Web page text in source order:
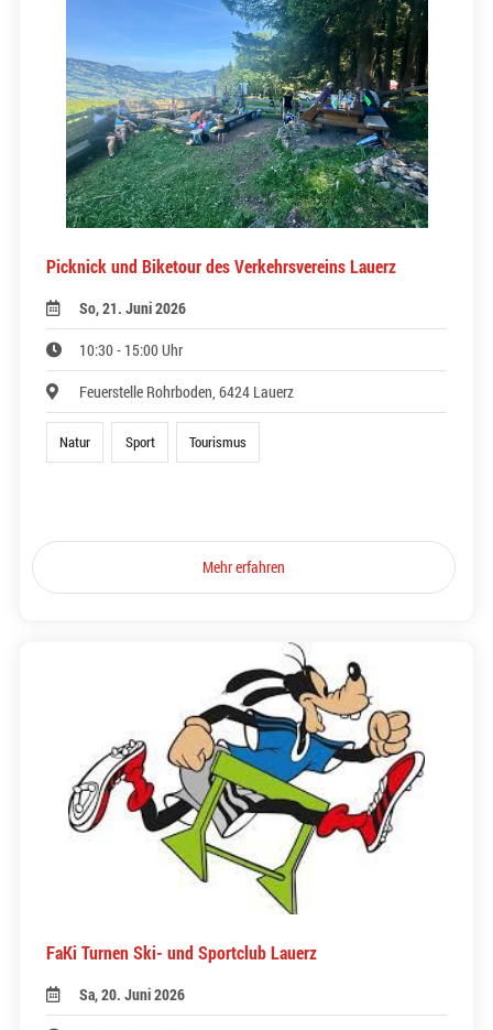
Picknick und Biketour des Verkehrsvereins Lauerz
So, 21. Juni 2026
10:30 - 15:00 Uhr
Feuerstelle Rohrboden, 6424 Lauerz
Natur Sport Tourismus
Mehr erfahren
FaKi Turnen Ski- und Sportclub Lauerz
Sa, 20. Juni 2026